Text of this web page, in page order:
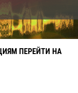
ПЕРЕЙТИ НА